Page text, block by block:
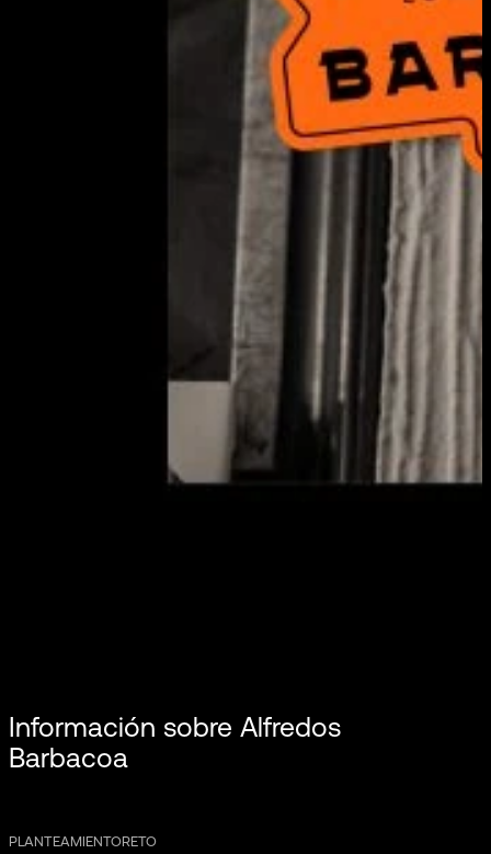
Información sobre Alfredos
Barbacoa
PLANTEAMIENTORETO